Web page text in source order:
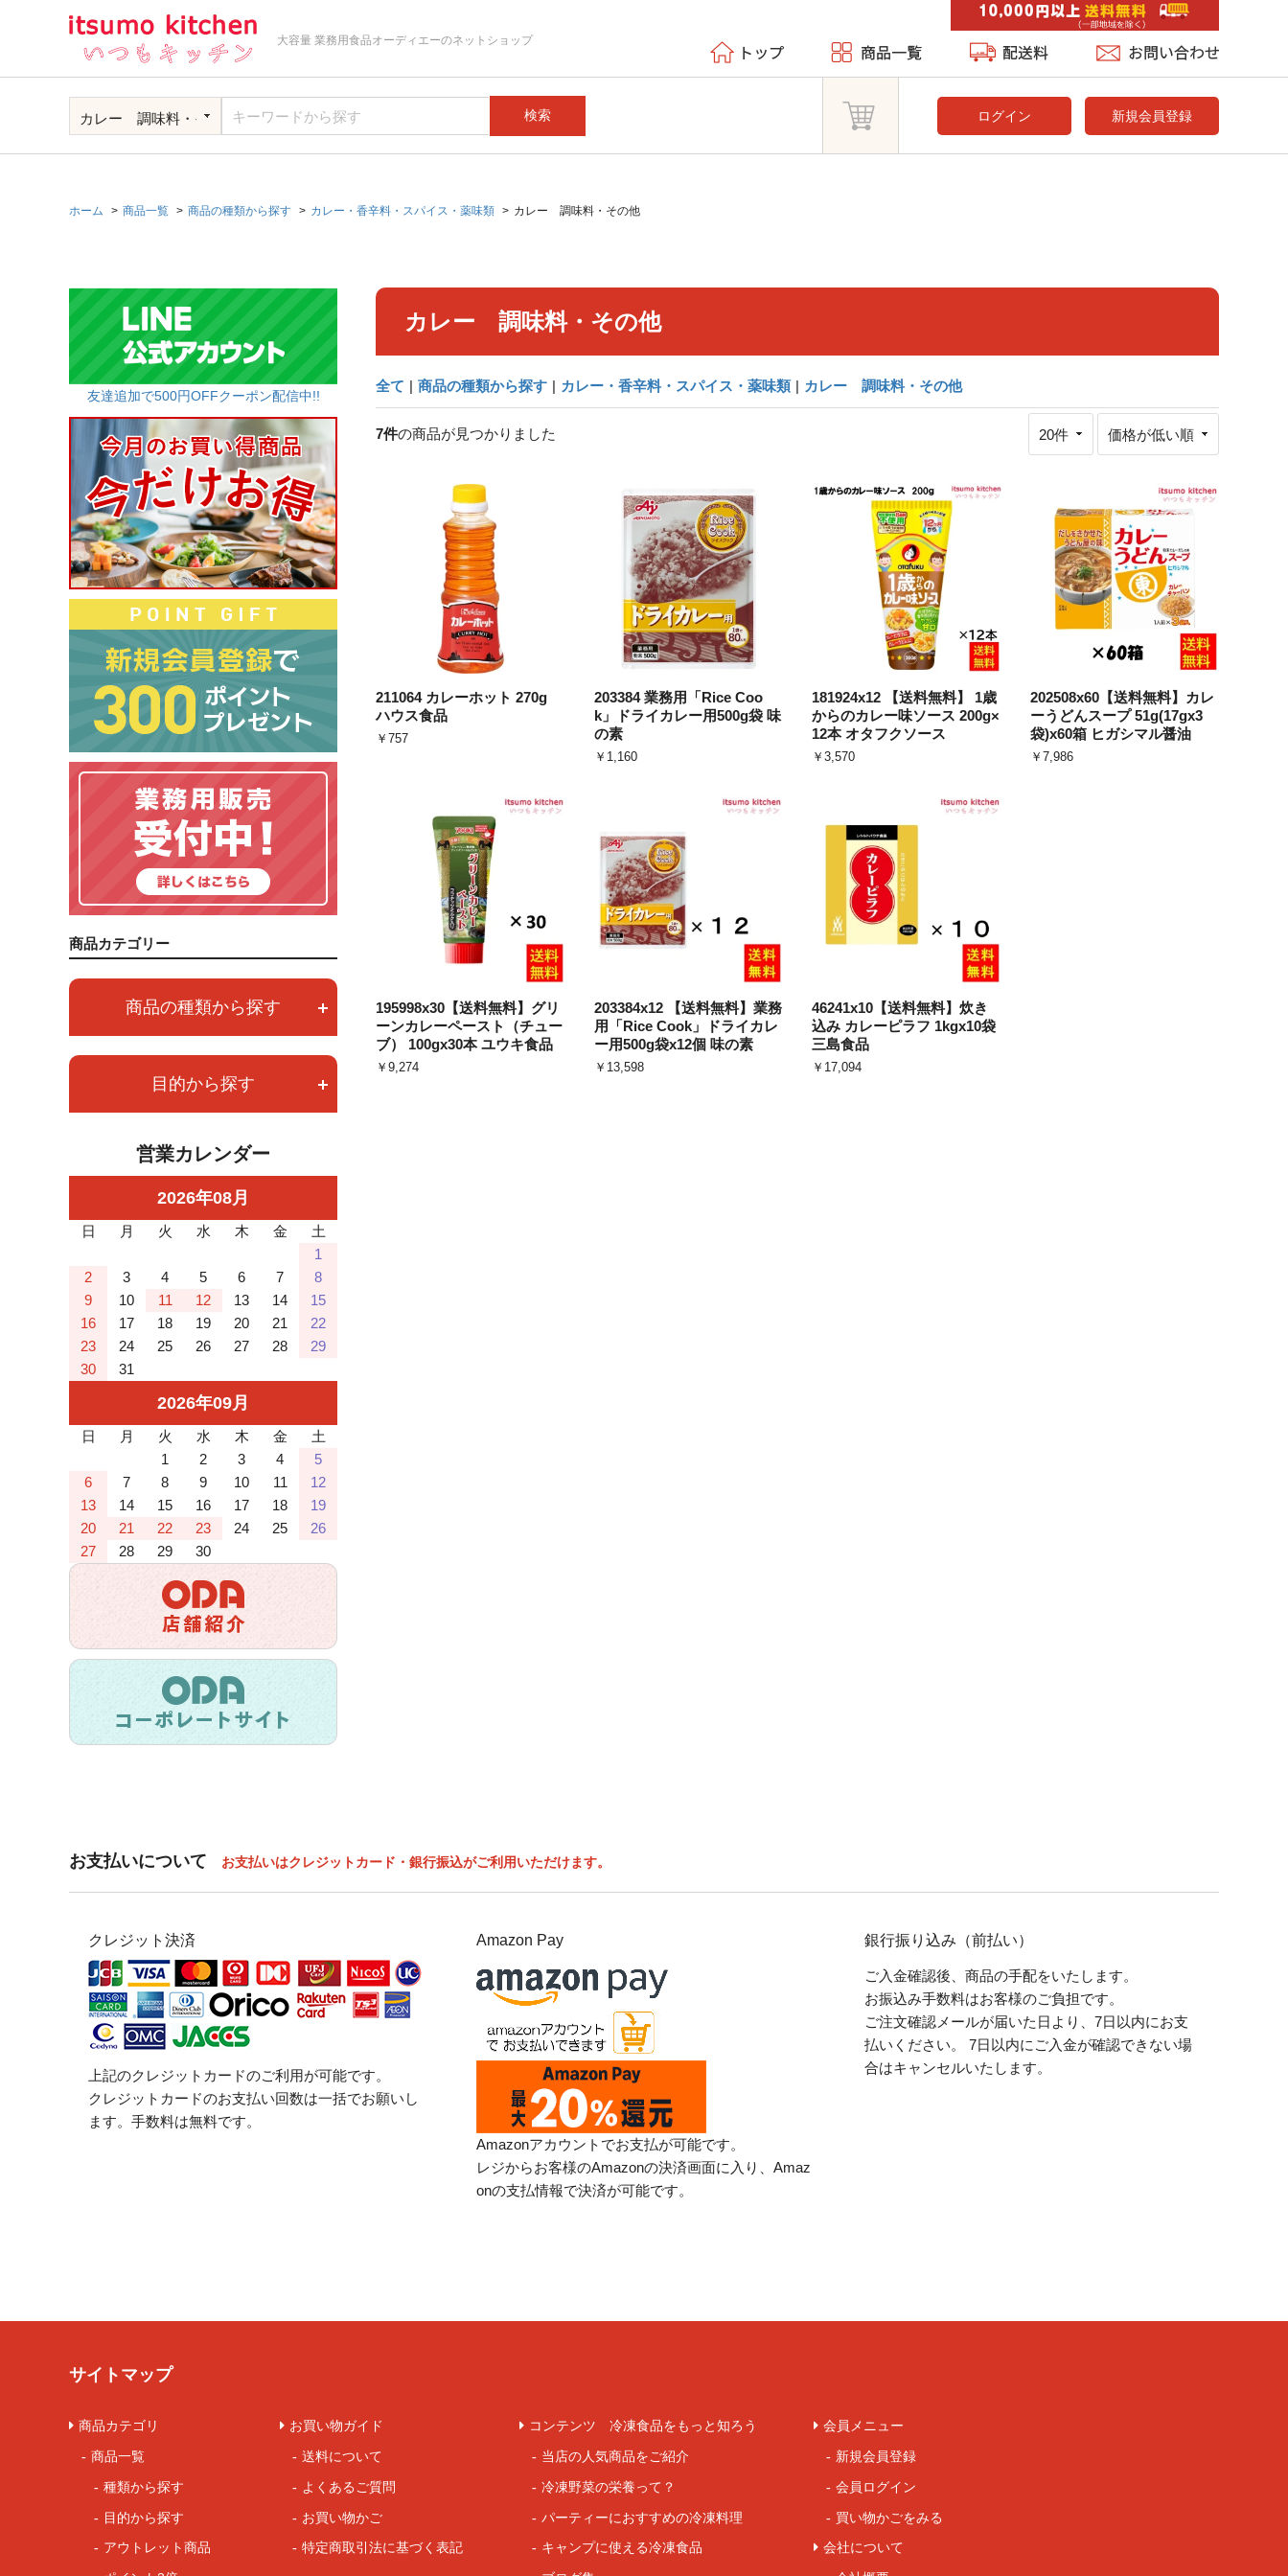
大容量 業務用食品オーディエーのネットショップ
検索 ログイン 新規会員登録
ホーム 商品一覧 商品の種類から探す カレー・香辛料・スパイス・薬味類 カレー 調味料・その他
カレー 調味料・その他
全て | 商品の種類から探す | カレー・香辛料・スパイス・薬味類 | カレー 調味料・その他
7件の商品が見つかりました
211064 カレーホット 270g
ハウス食品
￥757
203384 業務用「Rice Coo
k」ドライカレー用500g袋 味
の素
￥1,160
181924x12 【送料無料】 1歳
からのカレー味ソース 200g×
12本 オタフクソース
￥3,570
202508x60【送料無料】カレ
ーうどんスープ 51g(17gx3
袋)x60箱 ヒガシマル醤油
￥7,986
195998x30【送料無料】グリ
ーンカレーペースト（チュー
ブ） 100gx30本 ユウキ食品
￥9,274
203384x12 【送料無料】業務
用「Rice Cook」ドライカレ
ー用500g袋x12個 味の素
￥13,598
46241x10【送料無料】炊き
込み カレーピラフ 1kgx10袋
三島食品
￥17,094
友達追加で500円OFFクーポン配信中!!
商品カテゴリー
商品の種類から探す
目的から探す
営業カレンダー
2026年08月
日 月 火 水 木 金
土
1
2
3 4 5 6 7
8
9
10 11 12 13 14
15
16
17 18 19 20 21
22
23
24 25 26 27 28
29
30
31
2026年09月
日 月 火 水 木 金
土
1
2 3 4
5
6
7 8 9 10 11
12
13
14 15 16 17 18
19
20
21 22 23 24 25
26
27
28 29 30
お支払いについて お支払いはクレジットカード・銀行振込がご利用いただけます。
クレジット決済
上記のクレジットカードのご利用が可能です。
クレジットカードのお支払い回数は一括でお願いし
ます。手数料は無料です。
Amazon Pay
Amazonアカウントでお支払が可能です。
レジからお客様のAmazonの決済画面に入り、Amaz
onの支払情報で決済が可能です。
銀行振り込み（前払い）
ご入金確認後、商品の手配をいたします。
お振込み手数料はお客様のご負担です。
ご注文確認メールが届いた日より、7日以内にお支
払いください。 7日以内にご入金が確認できない場
合はキャンセルいたします。
サイトマップ
商品カテゴリ
商品一覧
種類から探す
目的から探す
アウトレット商品
お買い物ガイド
送料について
よくあるご質問
お買い物かご
特定商取引法に基づく表記
コンテンツ 冷凍食品をもっと知ろう
当店の人気商品をご紹介
冷凍野菜の栄養って？
パーティーにおすすめの冷凍料理
キャンプに使える冷凍食品
会員メニュー
新規会員登録
会員ログイン
買い物かごをみる
会社について